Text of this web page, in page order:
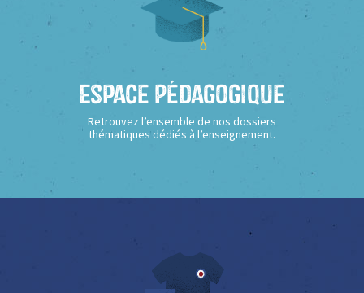
Espace Pédagogique
Retrouvez l’ensemble de nos dossiers
thématiques dédiés à l’enseignement.